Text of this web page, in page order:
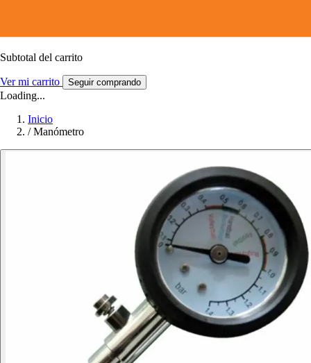
Subtotal del carrito
Ver mi carrito Seguir comprando
Loading...
Inicio
/ Manómetro